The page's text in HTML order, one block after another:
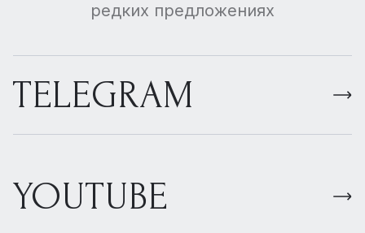
редких предложениях
TELEGRAM
YOUTUBE